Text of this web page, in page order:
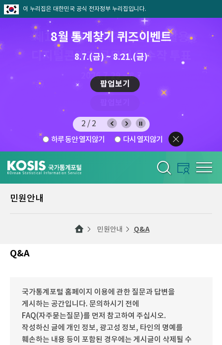
이 누리집은 대한민국 공식 전자정부 누리집입니다.
제13회 2026 국가승인통계활용
디지털콘텐츠 공모전 우수작 투표
2026.7.29 ~ 8.7
8월 통계찾기 퀴즈이벤트
8.7.(금) ~ 8.21.(금)
팝업보기
2/2
하루 동안 열지않기 다시 열지않기
민원안내
민원안내 Q&A
Q&A
국가통계포털 홈페이지 이용에 관한 질문과 답변을
게시하는 공간입니다. 문의하시기 전에
FAQ(자주묻는질문)를 먼저 참고하여 주십시오.
작성하신 글에 개인 정보, 광고성 정보, 타인의 명예를
훼손하는 내용 등이 포함된 경우에는 게시글이 삭제될 수